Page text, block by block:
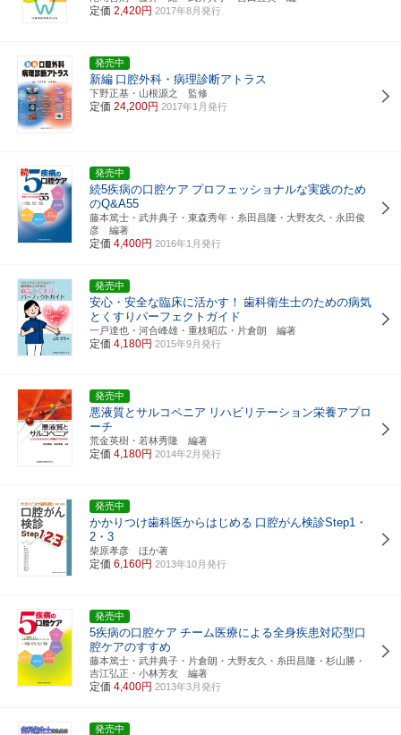
定価 2,420円 2017年8月発行
発売中
新編 口腔外科・病理診断アトラス
下野正基・山根源之 監修
定価 24,200円 2017年1月発行
発売中
続5疾病の口腔ケア プロフェッショナルな実践のため
のQ&A55
藤本篤士・武井典子・東森秀年・糸田昌隆・大野友久・永田俊
彦 編著
定価 4,400円 2016年1月発行
発売中
安心・安全な臨床に活かす！ 歯科衛生士のための病気
とくすりパーフェクトガイド
一戸達也・河合峰雄・重枝昭広・片倉朗 編著
定価 4,180円 2015年9月発行
発売中
悪液質とサルコペニア リハビリテーション栄養アプロ
ーチ
荒金英樹・若林秀隆 編著
定価 4,180円 2014年2月発行
発売中
かかりつけ歯科医からはじめる 口腔がん検診Step1・
2・3
柴原孝彦 ほか著
定価 6,160円 2013年10月発行
発売中
5疾病の口腔ケア チーム医療による全身疾患対応型口
腔ケアのすすめ
藤本篤士・武井典子・片倉朗・大野友久・糸田昌隆・杉山勝・
吉江弘正・小林芳友 編著
定価 4,400円 2013年3月発行
発売中